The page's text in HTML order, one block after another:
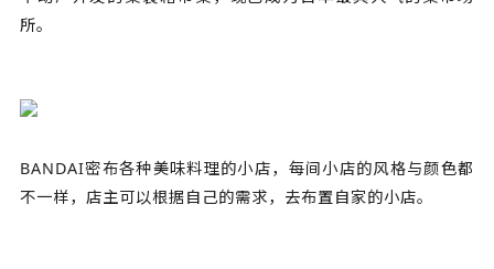
所。
BANDAI密布各种美味料理的小店，每间小店的风格与颜色都
不一样，店主可以根据自己的需求，去布置自家的小店。